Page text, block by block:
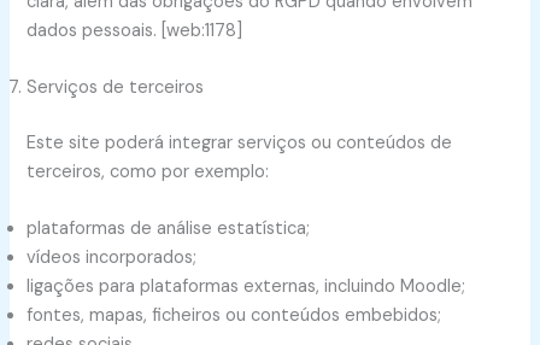
dados pessoais. [web:1178]
Serviços de terceiros
Este site poderá integrar serviços ou conteúdos de
terceiros, como por exemplo:
plataformas de análise estatística;
vídeos incorporados;
ligações para plataformas externas, incluindo Moodle;
fontes, mapas, ficheiros ou conteúdos embebidos;